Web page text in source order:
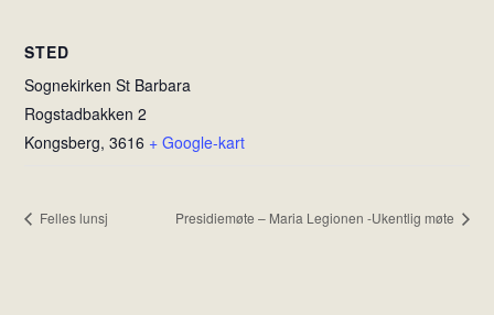
STED
Sognekirken St Barbara
Rogstadbakken 2
Kongsberg, 3616 + Google-kart
Felles lunsj Presidiemøte – Maria Legionen -Ukentlig møte